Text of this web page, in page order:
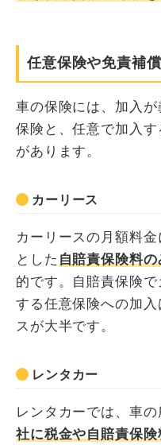
任意保険や免責補償
車の保険には、加入
保険と、任意で加入す
があります。
カーリース
カーリースの月額料
とした 自賠責保険料
的です。自賠責保険
する任意保険への加
スが大半です。
レンタカー
レンタカーでは、車
社に税金や自賠責保